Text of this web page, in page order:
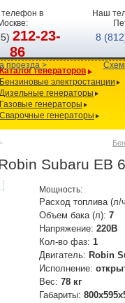
в
212-23-
86
проезда >
Наш
8
Каталог генераторов
Бензиновые электростанции
Дизельные генераторы
Газовые генераторы
Сварочные генераторы
>
Subaru EB
Мощность:
Расход топлива
Объем бака (л): 7
Напряжение: 220В
Кол-во фаз: 1
Двигатель: Robin
Исполнение:
Вес: 78 кг
Габариты: